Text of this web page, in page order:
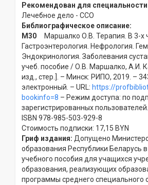
Рекомендован для
Лечебное дело - ССO
Библиографическое описание:
М30 Маршалко О.В. Терапия. В 3-х
Гастроэнтерология. Нефрология.
Эндокринология. Заболевания
учеб. пособие / О.В. Маршалко, А.И.
изд., стер.]. – Минск: РИПО, 2019. –
электронный. – URL: https://
bookinfo=8 – Режим доступа: по
зарегистрированных пользователей.
ISBN 978-985-503-929-8
Стоимость подписки: 17,15 BYN
Гриф издания: Допущено
образования Республики Беларусь
учебного пособия для учащихся
образования, реализующих
программы среднего специального